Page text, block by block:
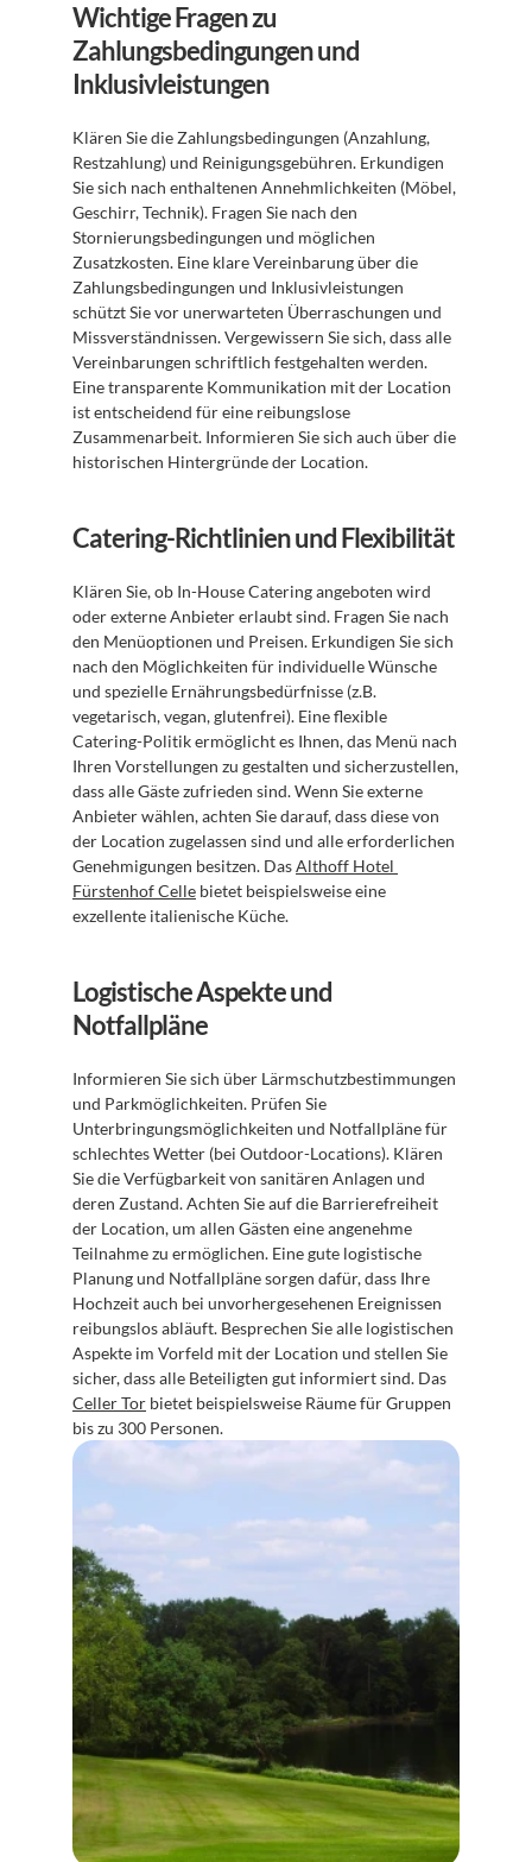
Wichtige Fragen zu
Zahlungsbedingungen und
Inklusivleistungen
Klären Sie die Zahlungsbedingungen (Anzahlung,
Restzahlung) und Reinigungsgebühren. Erkundigen
Sie sich nach enthaltenen Annehmlichkeiten (Möbel,
Geschirr, Technik). Fragen Sie nach den
Stornierungsbedingungen und möglichen
Zusatzkosten. Eine klare Vereinbarung über die
Zahlungsbedingungen und Inklusivleistungen
schützt Sie vor unerwarteten Überraschungen und
Missverständnissen. Vergewissern Sie sich, dass alle
Vereinbarungen schriftlich festgehalten werden.
Eine transparente Kommunikation mit der Location
ist entscheidend für eine reibungslose
Zusammenarbeit. Informieren Sie sich auch über die
historischen Hintergründe der Location.
Catering-Richtlinien und Flexibilität
Klären Sie, ob In-House Catering angeboten wird
oder externe Anbieter erlaubt sind. Fragen Sie nach
den Menüoptionen und Preisen. Erkundigen Sie sich
nach den Möglichkeiten für individuelle Wünsche
und spezielle Ernährungsbedürfnisse (z.B.
vegetarisch, vegan, glutenfrei). Eine flexible
Catering-Politik ermöglicht es Ihnen, das Menü nach
Ihren Vorstellungen zu gestalten und sicherzustellen,
dass alle Gäste zufrieden sind. Wenn Sie externe
Anbieter wählen, achten Sie darauf, dass diese von
der Location zugelassen sind und alle erforderlichen
Genehmigungen besitzen. Das Althoff Hotel
Fürstenhof Celle bietet beispielsweise eine
exzellente italienische Küche.
Logistische Aspekte und
Notfallpläne
Informieren Sie sich über Lärmschutzbestimmungen
und Parkmöglichkeiten. Prüfen Sie
Unterbringungsmöglichkeiten und Notfallpläne für
schlechtes Wetter (bei Outdoor-Locations). Klären
Sie die Verfügbarkeit von sanitären Anlagen und
deren Zustand. Achten Sie auf die Barrierefreiheit
der Location, um allen Gästen eine angenehme
Teilnahme zu ermöglichen. Eine gute logistische
Planung und Notfallpläne sorgen dafür, dass Ihre
Hochzeit auch bei unvorhergesehenen Ereignissen
reibungslos abläuft. Besprechen Sie alle logistischen
Aspekte im Vorfeld mit der Location und stellen Sie
Celler Tor bietet beispielsweise Räume für Gruppen
bis zu 300 Personen.